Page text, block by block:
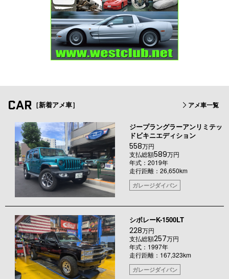
CAR ［新着アメ車］ アメ車一覧
ジープラングラーアンリミテッ
ドビキニエディション
558万円
支払総額589万円
年式：2019年
走行距離：26,650km
ガレージダイバン
シボレーK-1500LT
228万円
支払総額257万円
年式：1997年
走行距離：167,323km
ガレージダイバン